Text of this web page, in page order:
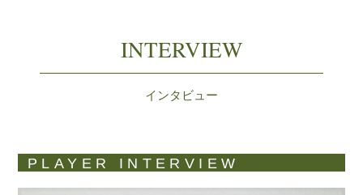
INTERVIEW
インタビュー
PLAYER INTERVIEW